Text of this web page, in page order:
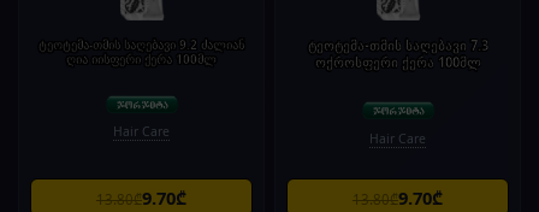
ტეოტემა-თმის საღებავი 9.2 ძალიან
ღია იისფერი ქერა 100მლ
Hair Care
13.80₾9.70₾
ტეოტემა-თმის საღებავი 7.3
ოქროსფერი ქერა 100მლ
Hair Care
13.80₾9.70₾